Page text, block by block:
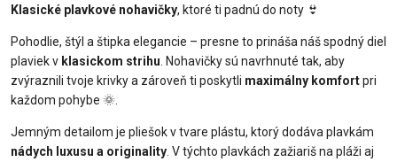
Klasické plavkové nohavičky, ktoré ti padnú do noty 👙
Pohodlie, štýl a štipka elegancie – presne to prináša náš spodný diel
plaviek v klasickom strihu . Nohavičky sú navrhnuté tak, aby
zvýraznili tvoje krivky a zároveň ti poskytli maximálny komfortpri
každom pohybe 🌞
Jemným detailom je pliešok v tvare plástu, ktorý dodáva plavkám
nádych luxusu a originality . V týchto plavkách zažiariš na pláži aj